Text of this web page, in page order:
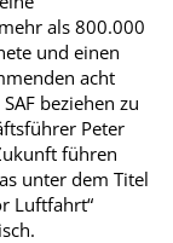
als 800.000
und einen
acht
beziehen zu
Peter
führen
unter dem Titel
Luftfahrt“